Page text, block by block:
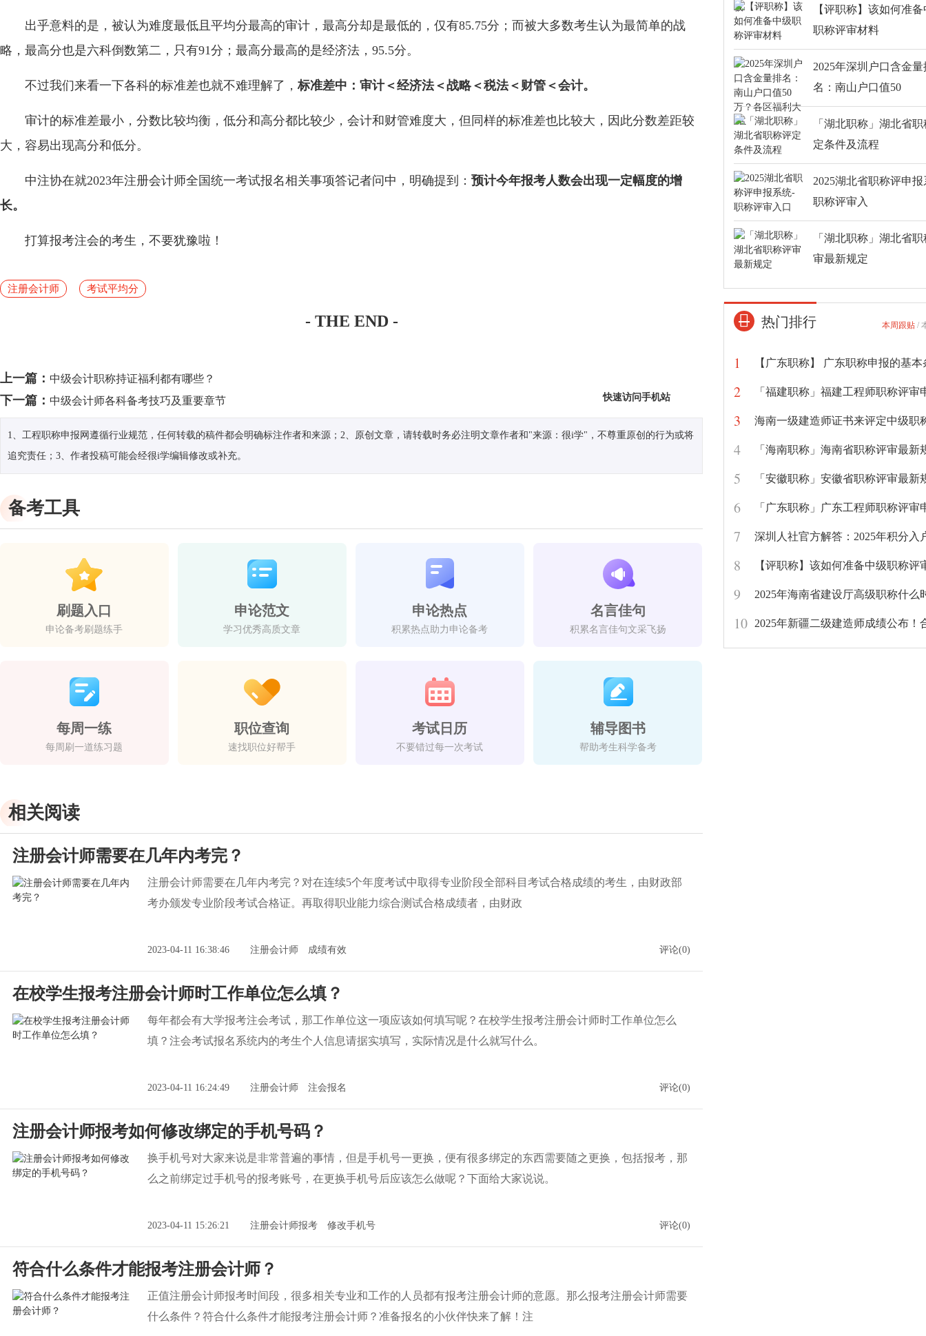
出乎意料的是，被认为难度最低且平均分最高的审计，最高分却是最低的，仅有85.75分；而被大多数考生认为最简单的战
略，最高分也是六科倒数第二，只有91分；最高分最高的是经济法，95.5分。
不过我们来看一下各科的标准差也就不难理解了，标准差中：审计＜经济法＜战略＜税法＜财管＜会计。
审计的标准差最小，分数比较均衡，低分和高分都比较少，会计和财管难度大，但同样的标准差也比较大，因此分数差距较
大，容易出现高分和低分。
中注协在就2023年注册会计师全国统一考试报名相关事项答记者问中，明确提到： 预计今年报考人数会出现一定幅度的增
长。
打算报考注会的考生，不要犹豫啦！
注册会计师 考试平均分
- THE END -
上一篇： 中级会计职称持证福利都有哪些？
下一篇： 中级会计师各科备考技巧及重要章节 快速访问手机站
1、工程职称申报网遵循行业规范，任何转载的稿件都会明确标注作者和来源；2、原创文章，请转载时务必注明文章作者和"来源：很i学"，不尊重原创的行为或将
追究责任；3、作者投稿可能会经很i学编辑修改或补充。
备考工具
刷题入口
申论备考刷题练手
申论范文
学习优秀高质文章
申论热点
积累热点助力申论备考
名言佳句
积累名言佳句文采飞扬
每周一练
每周刷一道练习题
职位查询
速找职位好帮手
考试日历
不要错过每一次考试
辅导图书
帮助考生科学备考
相关阅读
注册会计师需要在几年内考完？
注册会计师需要在几年内考完？对在连续5个年度考试中取得专业阶段全部科目考试合格成绩的考生，由财政部
考办颁发专业阶段考试合格证。再取得职业能力综合测试合格成绩者，由财政
2023-04-11 16:38:46 注册会计师 成绩有效 评论(0)
在校学生报考注册会计师时工作单位怎么填？
每年都会有大学报考注会考试，那工作单位这一项应该如何填写呢？在校学生报考注册会计师时工作单位怎么
填？注会考试报名系统内的考生个人信息请据实填写，实际情况是什么就写什么。
2023-04-11 16:24:49 注册会计师 注会报名 评论(0)
注册会计师报考如何修改绑定的手机号码？
换手机号对大家来说是非常普遍的事情，但是手机号一更换，便有很多绑定的东西需要随之更换，包括报考，那
么之前绑定过手机号的报考账号，在更换手机号后应该怎么做呢？下面给大家说说。
2023-04-11 15:26:21 注册会计师报考 修改手机号 评论(0)
符合什么条件才能报考注册会计师？
正值注册会计师报考时间段，很多相关专业和工作的人员都有报考注册会计师的意愿。那么报考注册会计师需要
什么条件？符合什么条件才能报考注册会计师？准备报名的小伙伴快来了解！注
【评职称】该如何准
职称评审材料
2025年深圳户口含金量
名：南山户口值50
「湖北职称」湖北省
定条件及流程
2025湖北省职称评申报
职称评审入
「湖北职称」湖北省
审最新规定
热门排行 本周跟贴 /
1
2
3
4
「海南职称」海南省职称评审最新
5 「安徽职称」安徽省职称评审最新
6
7
8
【评职称】该如何准备中级职称评
9
10